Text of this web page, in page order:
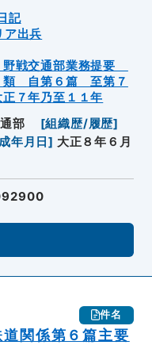
記
ア出兵
戦交通部業務提要
類 自第６篇 至第７
７年乃至１１年
部 [組織歴/履歴]
年月日] 大正８年６月
件名
関係第６篇主要